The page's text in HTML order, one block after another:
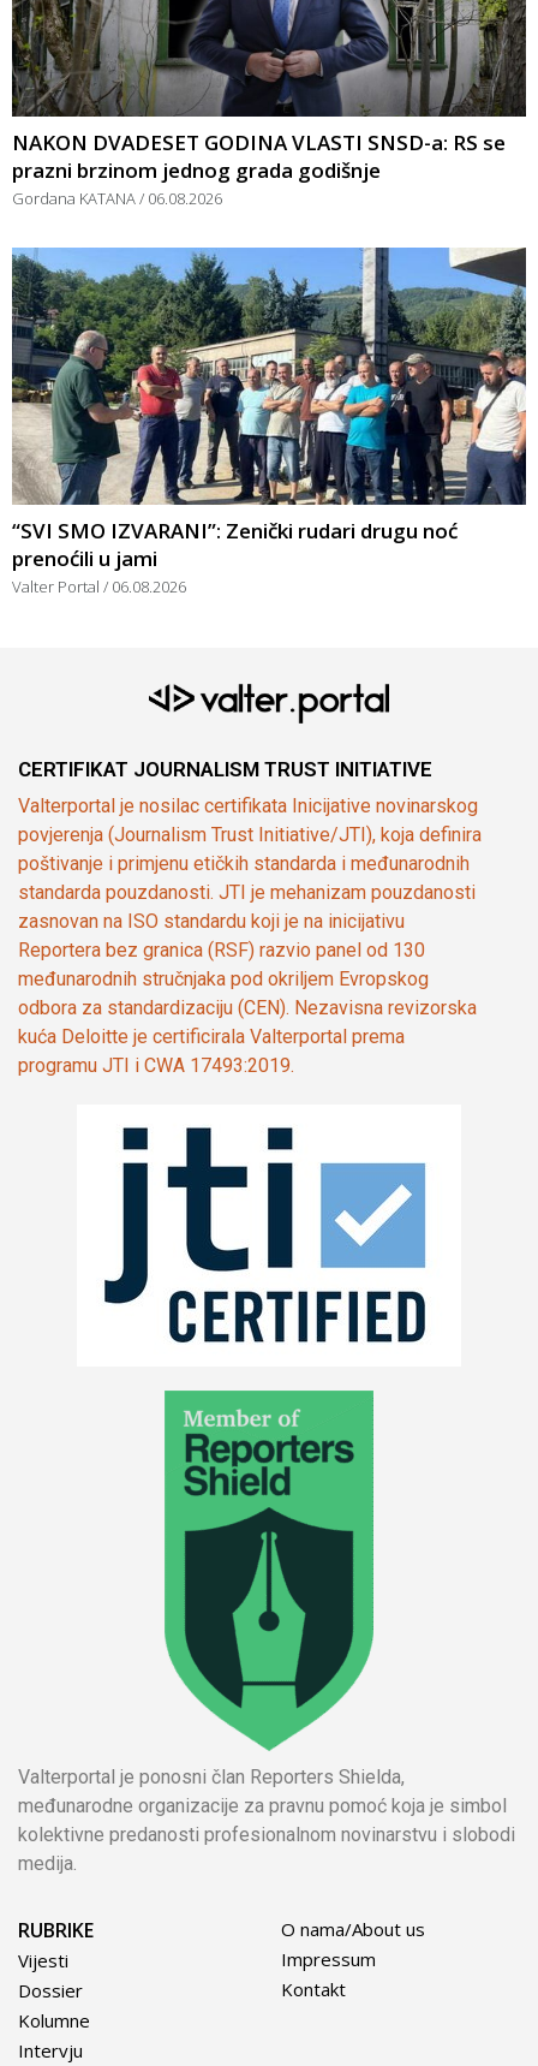
NAKON DVADESET GODINA VLASTI SNSD-a: RS se
prazni brzinom jednog grada godišnje
Gordana KATANA 06.08.2026
“SVI SMO IZVARANI”: Zenički rudari drugu noć
prenoćili u jami
Valter Portal 06.08.2026
CERTIFIKAT JOURNALISM TRUST INITIATIVE
Valterportal je nosilac certifikata Inicijative novinarskog
povjerenja (Journalism Trust Initiative/JTI), koja definira
poštivanje i primjenu etičkih standarda i međunarodnih
standarda pouzdanosti. JTI je mehanizam pouzdanosti
zasnovan na ISO standardu koji je na inicijativu
Reportera bez granica (RSF) razvio panel od 130
međunarodnih stručnjaka pod okriljem Evropskog
odbora za standardizaciju (CEN). Nezavisna revizorska
kuća Deloitte je certificirala Valterportal prema
programu JTI i CWA 17493:2019.
Valterportal je ponosni član Reporters Shielda,
međunarodne organizacije za pravnu pomoć koja je simbol
kolektivne predanosti profesionalnom novinarstvu i slobodi
medija.
RUBRIKE
Vijesti
Dossier
Kolumne
Intervju
O nama/About us
Impressum
Kontakt